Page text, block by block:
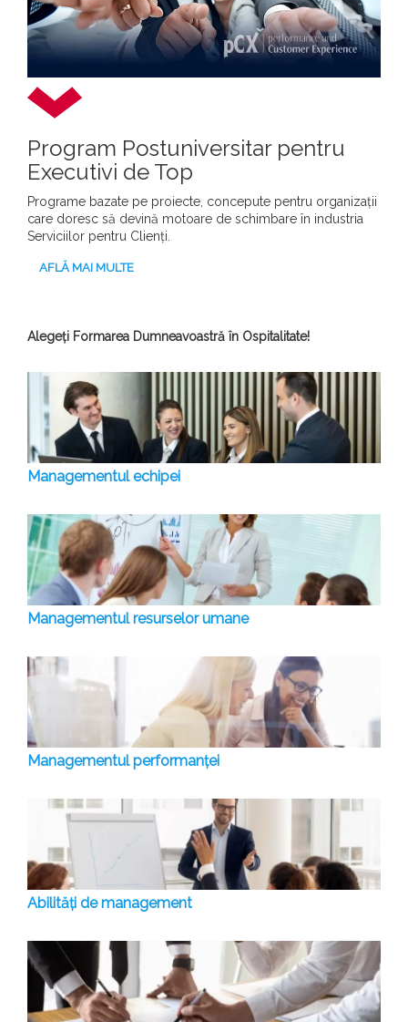
Program Postuniversitar pentru
Executivi de Top
Programe bazate pe proiecte, concepute pentru organizații
care doresc să devină motoare de schimbare în industria
Serviciilor pentru Clienți.
AFLĂ MAI MULTE
Alegeți Formarea Dumneavoastră în Ospitalitate!
Managementul echipei
Managementul resurselor umane
Managementul performanței
Abilități de management